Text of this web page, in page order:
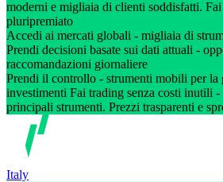
moderni e migliaia di clienti soddisfatti.
pluripremiato
Accedi ai mercati globali - migliaia di
Prendi decisioni basate sui dati attuali -
raccomandazioni giornaliere
Prendi il controllo - strumenti mobili per la
investimenti Fai trading senza costi inutili -
principali strumenti. Prezzi trasparenti e
Italy